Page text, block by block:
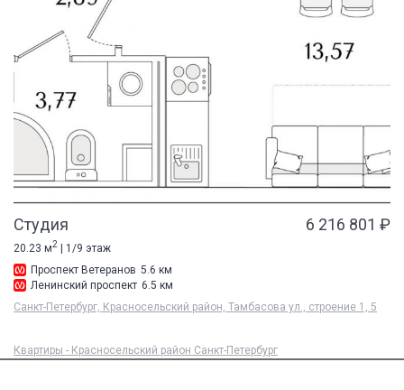
Студия 6 216 801 ₽
20.23 м2 | 1/9 этаж
Проспект Ветеранов 5.6 км
Ленинский проспект 6.5 км
Санкт-Петербург, Красносельский район, Тамбасова ул., строение 1, 5
Квартиры - Красносельский район Санкт-Петербург